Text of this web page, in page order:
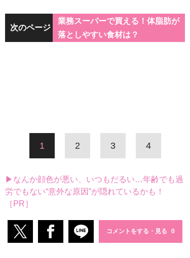
次のページ
業務スーパーで買える！体脂肪が
落としやすい食材は？
1 2 3 4
▶なんか顔色が悪い、いつもだるい…年齢でも過
労でもない“意外な原因”が隠れているかも！
［PR］
コメントをする・見る